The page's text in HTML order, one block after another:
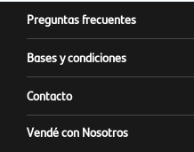
Preguntas frecuentes
Bases y condiciones
Contacto
Vendé con Nosotros